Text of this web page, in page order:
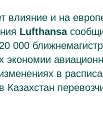
влияние и на
Lufthansa
000
экономии
в